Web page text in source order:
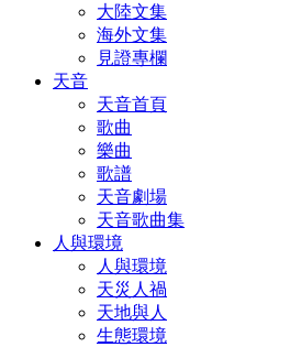
大陸文集
海外文集
見證專欄
天音
天音首頁
歌曲
樂曲
歌譜
天音劇場
天音歌曲集
人與環境
人與環境
天災人禍
天地與人
生態環境